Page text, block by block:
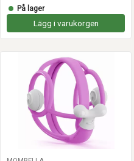
På lager
Lägg i varukorgen